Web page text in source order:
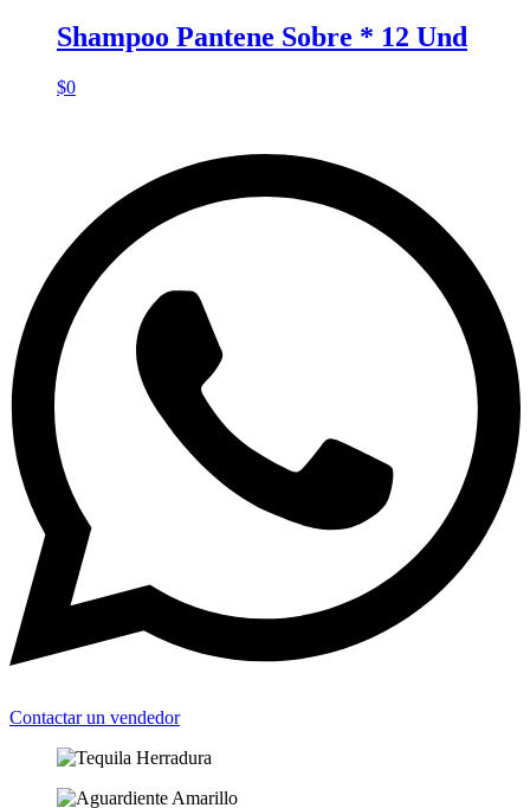
Shampoo Pantene Sobre * 12 Und
$0
Contactar un vendedor